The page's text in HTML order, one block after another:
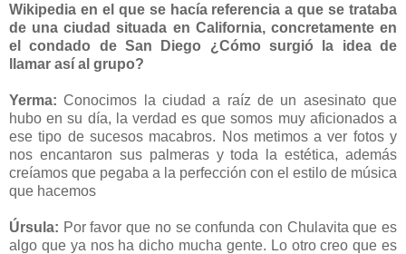
Wikipedia en el que se hacía referencia a que se trataba
de una ciudad situada en California, concretamente en
el condado de San Diego ¿Cómo surgió la idea de
llamar así al grupo?
Yerma: Conocimos la ciudad a raíz de un asesinato que
hubo en su día, la verdad es que somos muy aficionados a
ese tipo de sucesos macabros. Nos metimos a ver fotos y
nos encantaron sus palmeras y toda la estética, además
creíamos que pegaba a la perfección con el estilo de música
que hacemos
Úrsula: Por favor que no se confunda con Chulavita que es
algo que ya nos ha dicho mucha gente. Lo otro creo que es